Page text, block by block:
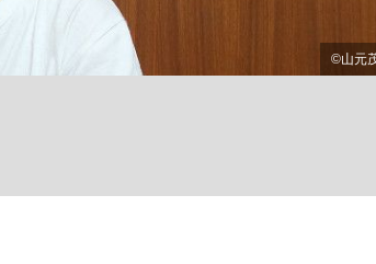
”の真実 選手が明かす...